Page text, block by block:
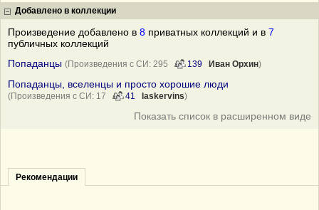
Добавлено в коллекции
Произведение добавлено в 8 приватных коллекций и в 7
публичных коллекций
Попаданцы (Произведения с СИ: 295 139 Иван Орхин)
Попаданцы, вселенцы и просто хорошие люди
(Произведения с СИ: 17 41 laskervins)
Показать список в расширенном виде
Рекомендации